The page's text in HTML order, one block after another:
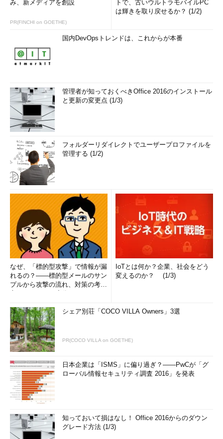
み、新メディアを創設
PR(FINCHI on GOETHE)
トで、古いウルトラモバイルPC
は輝きを取り戻せるか？ (1/2)
国内DevOpsトレンドは、これからが本番
管理者が知っておくべきOffice 2016のインストール
と更新の変更点 (1/3)
フォルダーリダイレクトでユーザープロファイルを
管理する (1/2)
なぜ、「標的型攻撃」で情報が漏
れるの？――標的型メールのサン
プルから攻撃の流れ、対策の考え
IoTとは何か？企業、社会をどう
変えるのか？ (1/3)
シェア別荘「COCO VILLA Owners」3選
PR(COCO VILLA on GOETHE)
日本企業は「ISMS」に偏り過ぎ？――PwCが「グ
ローバル情報セキュリティ調査 2016」を発表
知っておいて損はなし！ Office 2016からのダウン
グレード方法 (1/3)